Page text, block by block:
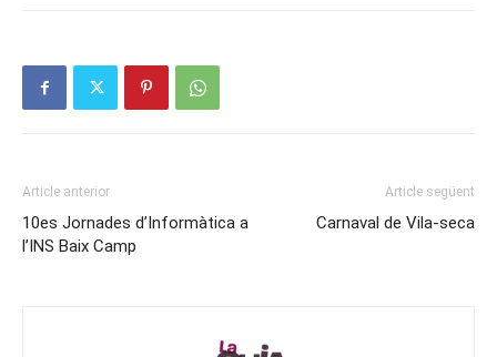
Article anterior
10es Jornades d’Informàtica a
l’INS Baix Camp
Article següent
Carnaval de Vila-seca